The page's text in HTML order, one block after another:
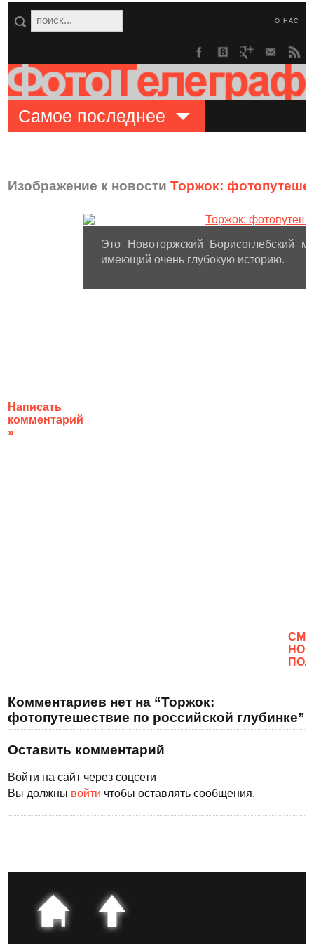
О НАС
Самое последнее
Изображение к новостиТоржок:
Написать
комментарий
»
Это Новоторжский Борисоглебский
имеющий очень глубокую историю.
Комментариев нет на “Торжок:
фотопутешествие по российской глубинке”
Оставить комментарий
Войти на сайт через соцсети
Вы должны войти чтобы оставлять сообщения.